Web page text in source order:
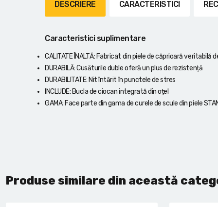
DESCRIERE CARACTERISTICI
Caracteristici suplimentare
CALITATE ÎNALTĂ: Fabricat din piele de căprioară veritabilă
DURABILĂ: Cusăturile duble oferă un plus de rezistență
DURABILITATE: Nit întărit în punctele de stres
INCLUDE: Bucla de ciocan integrată din oțel
GAMA: Face parte din gama de curele de scule din piele
Produse similare din această